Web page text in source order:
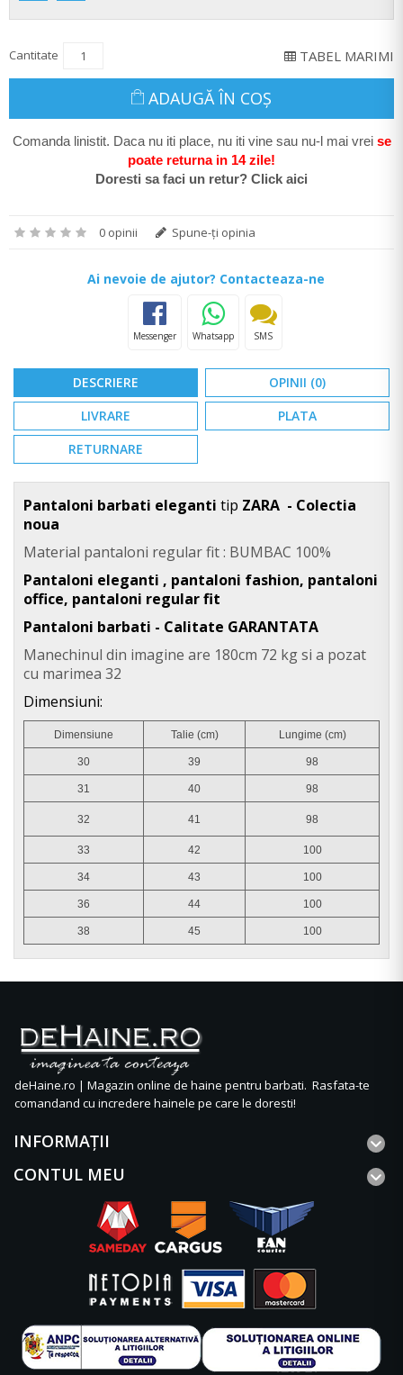
Cantitate TABEL MARIMI
ADAUGĂ ÎN COŞ
Comanda linistit. Daca nu iti place, nu iti vine sau nu-l mai vrei se
poate returna in 14 zile!
Doresti sa faci un retur? Click aici
0 opinii Spune-ţi opinia
Ai nevoie de ajutor? Contacteaza-ne
Messenger Whatsapp SMS
DESCRIERE
OPINII (0)
LIVRARE
PLATA
RETURNARE
Pantaloni barbati eleganti tip ZARA - Colectia
noua
Material pantaloni regular fit : BUMBAC 100%
Pantaloni eleganti , pantaloni fashion, pantaloni
office, pantaloni regular fit
Pantaloni barbati - Calitate GARANTATA
Manechinul din imagine are 180cm 72 kg si a pozat
cu marimea 32
Dimensiuni:
Dimensiune Talie (cm) Lungime (cm)
30 39 98
31 40 98
32 41 98
33 42 100
34 43 100
36 44 100
38 45 100
deHaine.ro | Magazin online de haine pentru barbati. Rasfata-te
comandand cu incredere hainele pe care le doresti!
INFORMAŢII
CONTUL MEU